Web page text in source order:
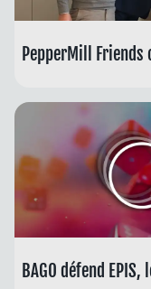
PepperMill Friends
BAGO défend